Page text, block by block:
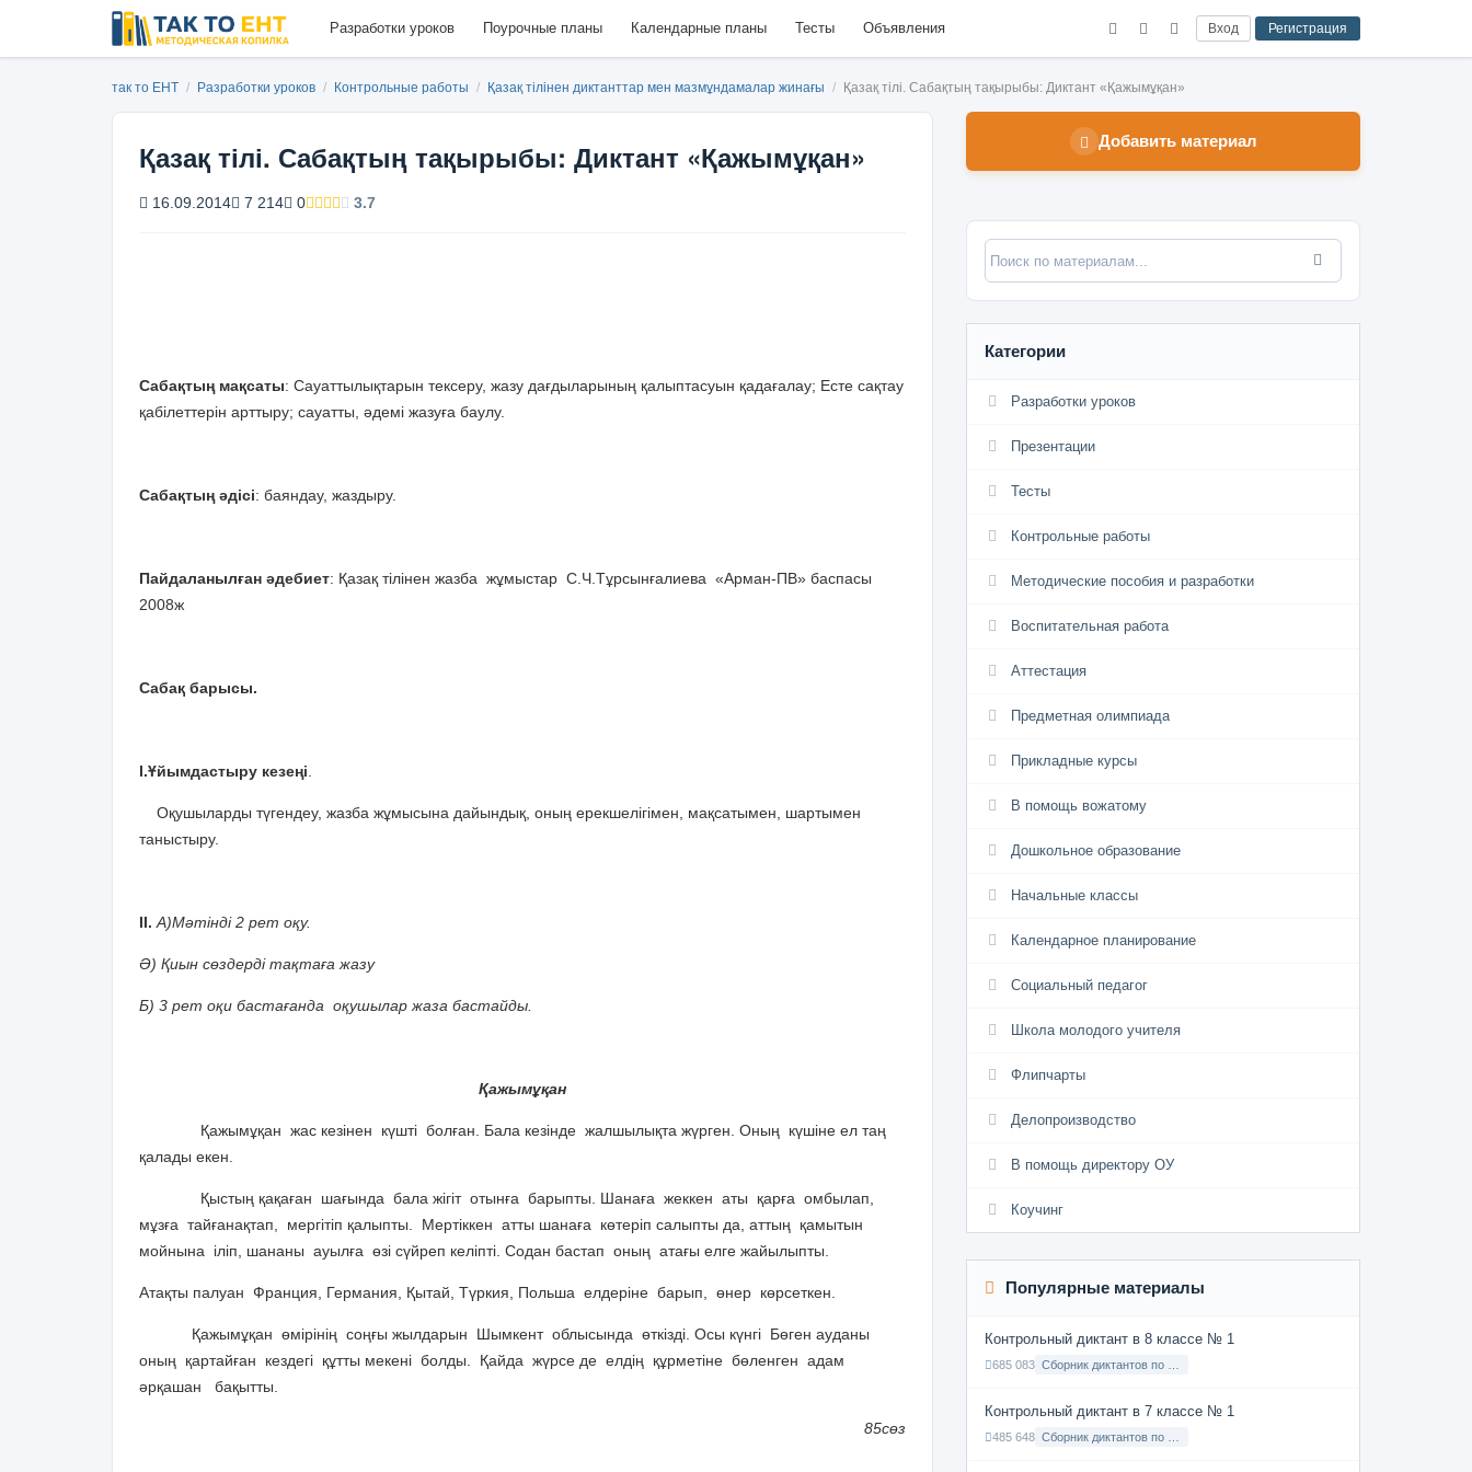
Разработки уроков Поурочные планы Календарные планы Тесты Объявления Вход Регистрация
так то ЕНТ / Разработки уроков / Контрольные работы / Қазақ тілінен диктанттар мен мазмұндамалар жинағы / Қазақ тілі. Сабақтың тақырыбы: Диктант «Қажымұқан»
Қазақ тілі. Сабақтың тақырыбы: Диктант «Қажымұқан»
16.09.2014 7 214 0 3.7
Сабақтың мақсаты: Сауаттылықтарын тексеру, жазу дағдыларының қалыптасуын қадағалау; Есте сақтау
қабілеттерін арттыру; сауатты, әдемі жазуға баулу.
Сабақтың әдісі: баяндау, жаздыру.
Пайдаланылған әдебиет: Қазақ тілінен жазба жұмыстар С.Ч.Тұрсынғалиева «Арман-ПВ» баспасы
2008ж
Сабақ барысы.
І.Ұйымдастыру кезеңі
Оқушыларды түгендеу, жазба жұмысына дайындық, оның ерекшелігімен, мақсатымен, шартымен
таныстыру.
ІІ. А)Мәтінді 2 рет оқу.
Ә) Қиын сөздерді тақтаға жазу
Б) 3 рет оқи бастағанда оқушылар жаза бастайды.
Қажымұқан
Қажымұқан жас кезінен күшті болған. Бала кезінде жалшылықта жүрген. Оның күшіне ел таң
қалады екен.
Қыстың қақаған шағында бала жігіт отынға барыпты. Шанаға жеккен аты қарға омбылап,
мұзға тайғанақтап, мергітіп қалыпты. Мертіккен атты шанаға көтеріп салыпты да, аттың қамытын
мойнына іліп, шананы ауылға өзі сүйреп келіпті. Содан бастап оның атағы елге жайылыпты.
Атақты палуан Франция, Германия, Қытай, Түркия, Польша елдеріне барып, өнер көрсеткен.
Қажымұқан өмірінің соңғы жылдарын Шымкент облысында өткізді. Осы күнгі Бөген ауданы
оның қартайған кездегі құтты мекені болды. Қайда жүрсе де елдің құрметіне бөленген адам
әрқашан бақытты.
85сөз
Добавить материал
Категории
Разработки уроков
Презентации
Тесты
Контрольные работы
Методические пособия и разработки
Воспитательная работа
Аттестация
Предметная олимпиада
Прикладные курсы
В помощь вожатому
Дошкольное образование
Начальные классы
Календарное планирование
Социальный педагог
Школа молодого учителя
Флипчарты
Делопроизводство
В помощь директору ОУ
Коучинг
Популярные материалы
Контрольный диктант в 8 классе № 1
685 083
Контрольный диктант в 7 классе № 1
485 648